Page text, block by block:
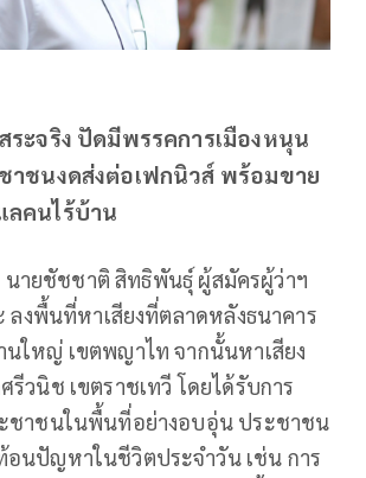
ระจริง ปัดมีพรรคการเมืองหนุน
าชนงดส่งต่อเฟกนิวส์ พร้อมขาย
ลคนไร้บ้าน
นายชัชชาติ สิทธิพันธุ์ ผู้สมัครผู้ว่าฯ
ลงพื้นที่หาเสียงที่ตลาดหลังธนาคาร
นใหญ่ เขตพญาไท จากนั้นหาเสียง
วนิช เขตราชเทวี โดยได้รับการ
ชาชนในพื้นที่อย่างอบอุ่น ประชาชน
อนปัญหาในชีวิตประจำวัน เช่น การ